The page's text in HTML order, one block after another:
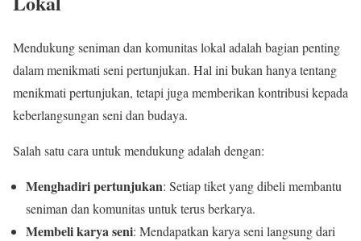
Mendukung seniman dan komunitas lokal adalah bagian penting
dalam menikmati seni pertunjukan. Hal ini bukan hanya tentang
menikmati pertunjukan, tetapi juga memberikan kontribusi kepada
keberlangsungan seni dan budaya.
Salah satu cara untuk mendukung adalah dengan:
Menghadiri pertunjukan: Setiap tiket yang dibeli membantu
seniman dan komunitas untuk terus berkarya.
Membeli karya seni: Mendapatkan karya seni langsung dari